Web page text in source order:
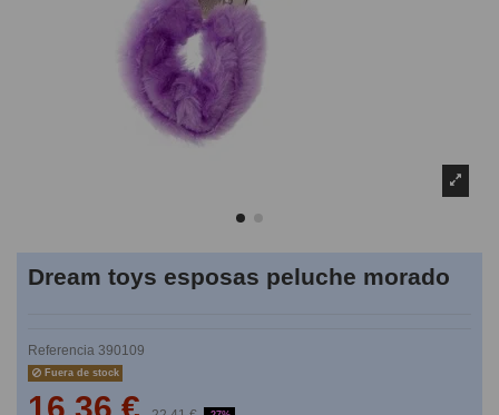
Dream toys esposas peluche morado
Referencia 390109
Fuera de stock